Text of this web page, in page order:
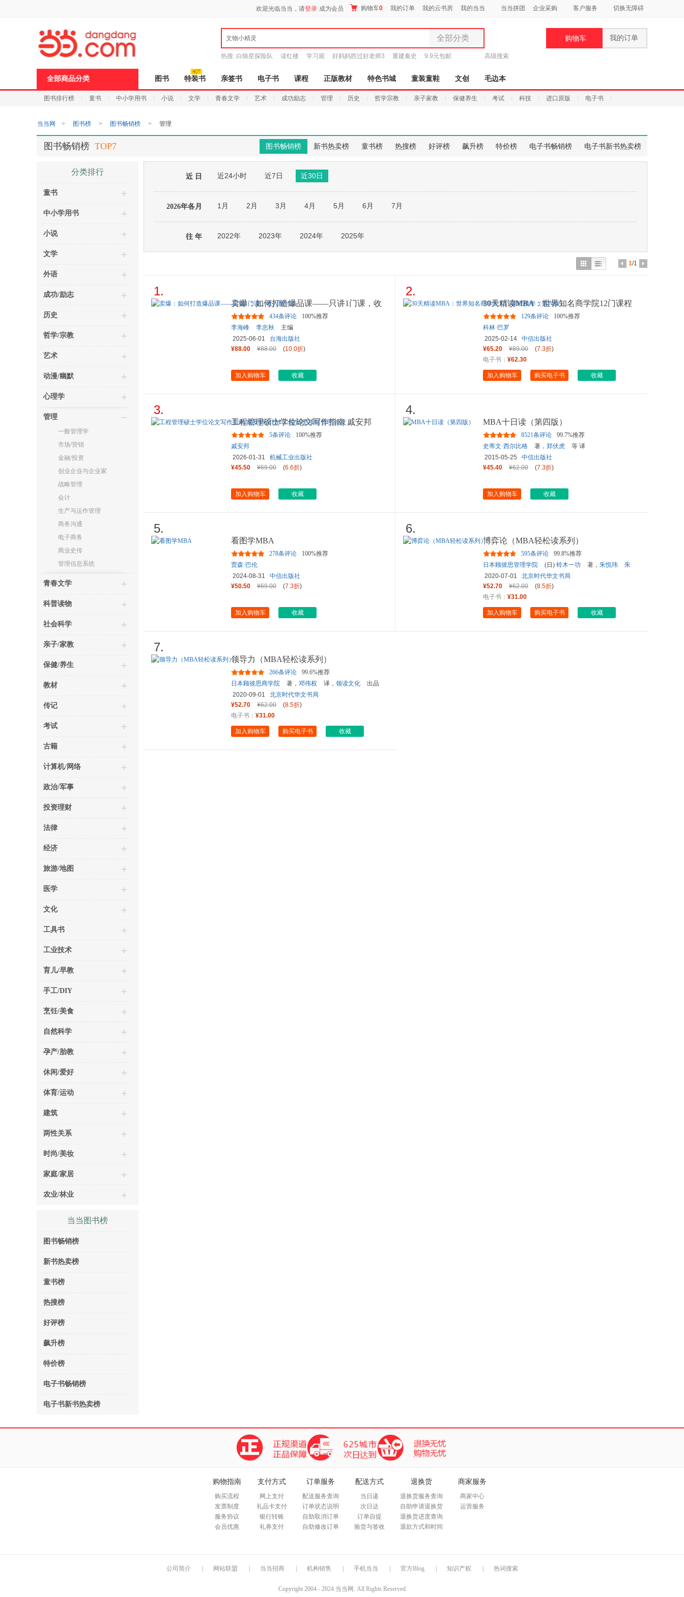
欢迎光临当当，请登录 成为会员 购物车0 我的订单 我的云书房 我的当当 当当拼团 企业采购 客户服务 切换无障碍
文物小精灵 全部分类
全部分类
图书
电子书
音像
玩具
孕婴服饰
热搜: 白狼星探险队 读红楼 学习观 好妈妈胜过好老师3 重建秦史 9.9元包邮 高级搜索
购物车 我的订单
全部商品分类 图书 特装书 亲签书 电子书 课程 正版教材 特色书城 童装童鞋 文创 毛边本
图书排行榜 童书 中小学用书 小说 文学 青春文学 艺术 成功励志 管理 历史 哲学宗教 亲子家教 保健养生 考试 科技 进口原版 电子书
页
当当网 > 图书榜 > 图书畅销榜 > 管理
图书畅销榜 新书热卖榜 童书榜 热搜榜 好评榜 飙升榜 特价榜 电子书畅销榜 电子书新书热卖榜
图书畅销榜 TOP7
分类排行
童书
中小学用书
小说
文学
外语
成功/励志
历史
哲学/宗教
艺术
动漫/幽默
心理学
管理
一般管理学
市场/营销
金融/投资
创业企业与企业家
战略管理
会计
生产与运作管理
商务沟通
电子商务
商业史传
管理信息系统
青春文学
科普读物
社会科学
亲子/家教
保健/养生
教材
传记
考试
古籍
计算机/网络
政治/军事
投资理财
法律
经济
旅游/地图
医学
文化
工具书
工业技术
育儿/早教
手工/DIY
烹饪/美食
自然科学
孕产/胎教
休闲/爱好
体育/运动
建筑
两性关系
时尚/美妆
家庭/家居
农业/林业
当当图书榜
图书畅销榜
新书热卖榜
童书榜
热搜榜
好评榜
飙升榜
特价榜
电子书畅销榜
电子书新书热卖榜
近 日 近24小时 近7日 近30日
2026年各月 1月 2月 3月 4月 5月 6月 7月
往 年 2022年 2023年 2024年 2025年
1/1
1.
卖爆：如何打造爆品课——只讲1门课，收
入翻10倍
434条评论
100%推荐
李海峰
李忠秋
主编
2025-06-01
台海出版社
¥88.00
¥88.00 (10.0折)
加入购物车 收藏
2.
30天精读MBA：世界知名商学院12门课程
精华（第六版）
129条评论
100%推荐
科林·巴罗
2025-02-14
中信出版社
¥65.20
¥89.00 (7.3折)
电子书： ¥62.30
加入购物车 购买电子书 收藏
3.
工程管理硕士学位论文写作指南 戚安邦
MEM 工程管理 项目管理...
5条评论
100%推荐
戚安邦
2026-01-31
机械工业出版社
¥45.50
¥69.00 (6.6折)
加入购物车 收藏
4.
MBA十日读（第四版）
8521条评论
99.7%推荐
史蒂文·西尔比格
著， 郑伏虎
等 译
2015-05-25
中信出版社
¥45.40
¥62.00 (7.3折)
加入购物车 收藏
5.
看图学MBA
278条评论
100%推荐
贾森·巴伦
2024-08-31
中信出版社
¥50.50
¥69.00 (7.3折)
加入购物车 收藏
6.
博弈论（MBA轻松读系列）
595条评论
99.8%推荐
日本顾彼思管理学院
(日) 铃木一功 著， 朱悦玮
朱
婷婷
译，领读文化 出品
2020-07-01
北京时代华文书局
¥52.70
¥62.00 (8.5折)
电子书： ¥31.00
加入购物车 购买电子书 收藏
7.
领导力（MBA轻松读系列）
266条评论
99.6%推荐
日本顾彼思商学院
著， 邓伟权 译， 领读文化
出品
2020-09-01
北京时代华文书局
¥52.70
¥62.00 (8.5折)
电子书： ¥31.00
加入购物车 购买电子书 收藏
购物指南
购买流程
发票制度
服务协议
会员优惠
支付方式
网上支付
礼品卡支付
银行转账
礼券支付
订单服务
配送服务查询
订单状态说明
自助取消订单
自助修改订单
配送方式
当日递
次日达
订单自提
验货与签收
退换货
退换货服务查询
自助申请退换货
退换货进度查询
退款方式和时间
商家服务
商家中心
运营服务
公司简介 网站联盟 当当招商 机构销售 手机当当 官方Blog 知识产权 热词搜索
Copyright 2004 - 2024 当当网. All Rights Reserved